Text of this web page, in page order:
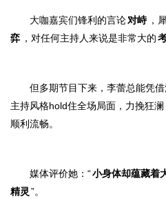
大咖嘉宾们锋利的言论对峙 ，
弈 ，对任何主持人来说是非常大的
但多期节目下来，李蕾总能凭
主持风格hold住全场局面，力挽狂
顺利流畅。
媒体评价她： “小身体却蕴藏着
精灵 ”。